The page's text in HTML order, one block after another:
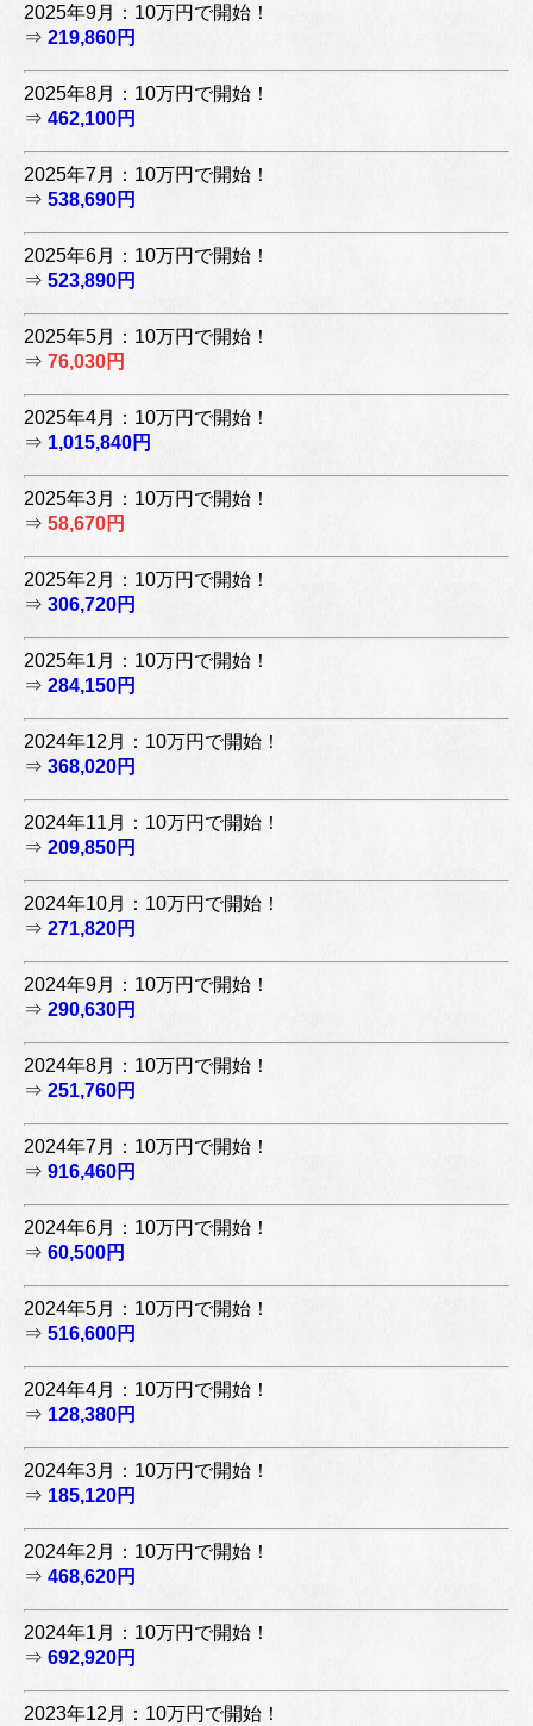
2025年9月：10万円で開始！
⇒ 219,860円
2025年8月：10万円で開始！
⇒ 462,100円
2025年7月：10万円で開始！
⇒ 538,690円
2025年6月：10万円で開始！
⇒ 523,890円
2025年5月：10万円で開始！
⇒ 76,030円
2025年4月：10万円で開始！
⇒ 1,015,840円
2025年3月：10万円で開始！
⇒ 58,670円
2025年2月：10万円で開始！
⇒ 306,720円
2025年1月：10万円で開始！
⇒ 284,150円
2024年12月：10万円で開始！
⇒ 368,020円
2024年11月：10万円で開始！
⇒ 209,850円
2024年10月：10万円で開始！
⇒ 271,820円
2024年9月：10万円で開始！
⇒ 290,630円
2024年8月：10万円で開始！
⇒ 251,760円
2024年7月：10万円で開始！
⇒ 916,460円
2024年6月：10万円で開始！
⇒ 60,500円
2024年5月：10万円で開始！
⇒ 516,600円
2024年4月：10万円で開始！
⇒ 128,380円
2024年3月：10万円で開始！
⇒ 185,120円
2024年2月：10万円で開始！
⇒ 468,620円
2024年1月：10万円で開始！
⇒ 692,920円
2023年12月：10万円で開始！